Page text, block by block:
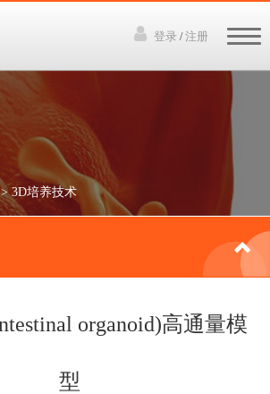
登录 /注册
产品中心
下载资料
讲座视频
联系我们
3D培养技术
organoid)高通量模
型